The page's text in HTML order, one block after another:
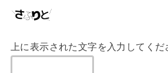
上に表示された文字を入力してくだ